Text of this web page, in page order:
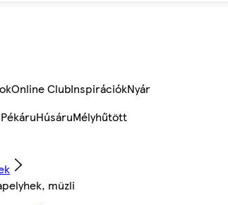
Online ClubInspirációkNyár
PékáruHúsáruMélyhűtött
müzli